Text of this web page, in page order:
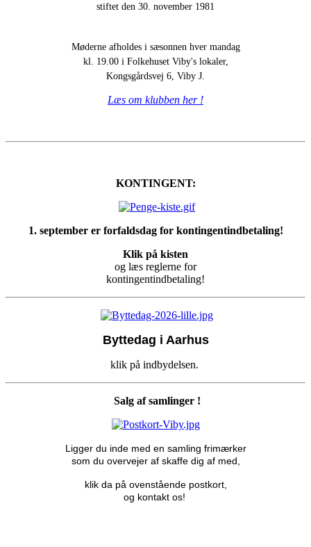
stiftet den 30. november 1981
Møderne afholdes i sæsonnen hver mandag
kl. 19.00 i Folkehuset Viby's lokaler,
Kongsgårdsvej 6, Viby J.
Læs om klubben her !
KONTINGENT:
1. september er forfaldsdag for kontingentindbetaling!
Klik på kisten
og læs reglerne for
kontingentindbetaling!
Byttedag i Aarhus
klik på indbydelsen.
Salg af samlinger !
Ligger du inde med en samling frimærker
som du overvejer af skaffe dig af med,
klik da på ovenstående postkort,
og kontakt os!